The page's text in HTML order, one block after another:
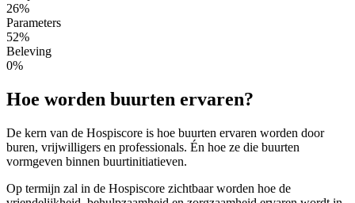
26%
Parameters
52%
Beleving
0%
Hoe worden buurten ervaren?
De kern van de Hospiscore is hoe buurten ervaren worden door
buren, vrijwilligers en professionals. Én hoe ze die buurten
vormgeven binnen buurtinitiatieven.
Op termijn zal in de Hospiscore zichtbaar worden hoe de